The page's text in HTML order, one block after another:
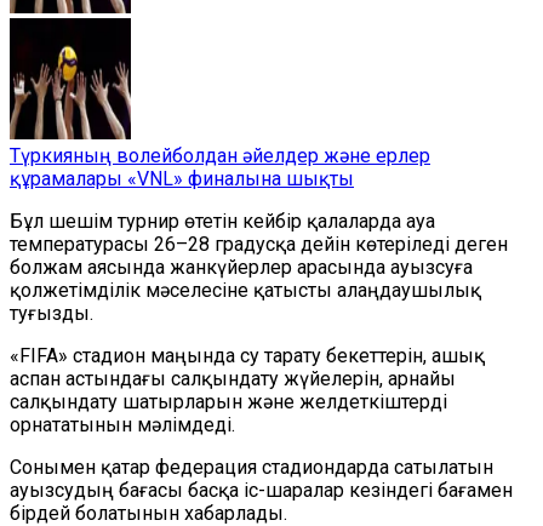
Түркияның волейболдан әйелдер және ерлер
құрамалары «VNL» финалына шықты
Бұл шешім турнир өтетін кейбір қалаларда ауа
температурасы 26–28 градусқа дейін көтеріледі деген
болжам аясында жанкүйерлер арасында ауызсуға
қолжетімділік мәселесіне қатысты алаңдаушылық
туғызды.
«FIFA» стадион маңында су тарату бекеттерін, ашық
аспан астындағы салқындату жүйелерін, арнайы
салқындату шатырларын және желдеткіштерді
орнататынын мәлімдеді.
Сонымен қатар федерация стадиондарда сатылатын
ауызсудың бағасы басқа іс-шаралар кезіндегі бағамен
бірдей болатынын хабарлады.